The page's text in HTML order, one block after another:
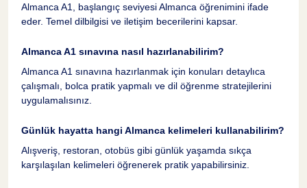
39 İlginizi Çekecek Diğer Konular
41 Kapanış Düşünceleri
Almanca A1, başlangıç seviyesi Almanca öğrenimini ifade
eder. Temel dilbilgisi ve iletişim becerilerini kapsar.
Almanca A1 sınavına nasıl hazırlanabilirim?
Almanca A1 sınavına hazırlanmak için konuları detaylıca
çalışmalı, bolca pratik yapmalı ve dil öğrenme stratejilerini
uygulamalısınız.
Günlük hayatta hangi Almanca kelimeleri kullanabilirim?
Alışveriş, restoran, otobüs gibi günlük yaşamda sıkça
karşılaşılan kelimeleri öğrenerek pratik yapabilirsiniz.